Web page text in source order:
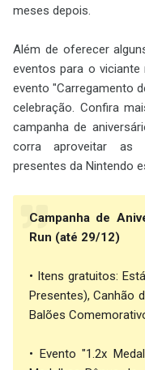
meses depois.
Além de oferecer
eventos para o viciante
evento "Carregamento
celebração. Confira
campanha de
corra aproveitar as
presentes da Nintendo
Campanha de
Run (até 29/12)
• Itens gratuitos:
Presentes), Canhão
Balões
• Evento "1.2x